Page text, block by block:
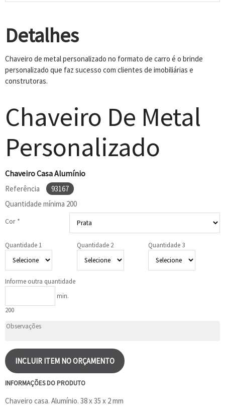
Detalhes
Chaveiro de metal personalizado no formato de carro é o brinde
personalizado que faz sucesso com clientes de imobiliárias e
construtoras.
Chaveiro De Metal
Personalizado
Chaveiro Casa Alumínio
Referência
93167
Quantidade mínima 200
Cor *
Quantidade 1 Quantidade 2 Quantidade 3
Informe outra quantidade
min.
200
INCLUIR ITEM NO ORÇAMENTO
INFORMAÇÕES DO PRODUTO
Chaveiro casa. Alumínio. 38 x 35 x 2 mm